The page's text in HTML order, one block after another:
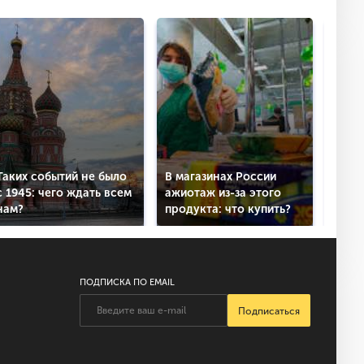
событий не было
1945: чего ждать всем
В магазинах России
ажиотаж из-за этого
продукта: что купить?
ПОДПИСКА ПО EMAIL
Подписаться